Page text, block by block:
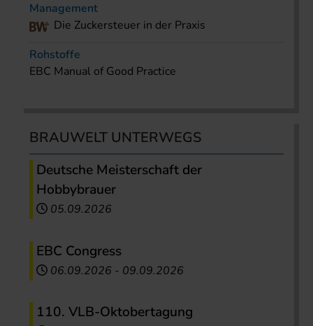
Management
Die Zuckersteuer in der Praxis
Rohstoffe
EBC Manual of Good Practice
BRAUWELT UNTERWEGS
Deutsche Meisterschaft der
Hobbybrauer
05.09.2026
EBC Congress
06.09.2026 - 09.09.2026
110. VLB-Oktobertagung